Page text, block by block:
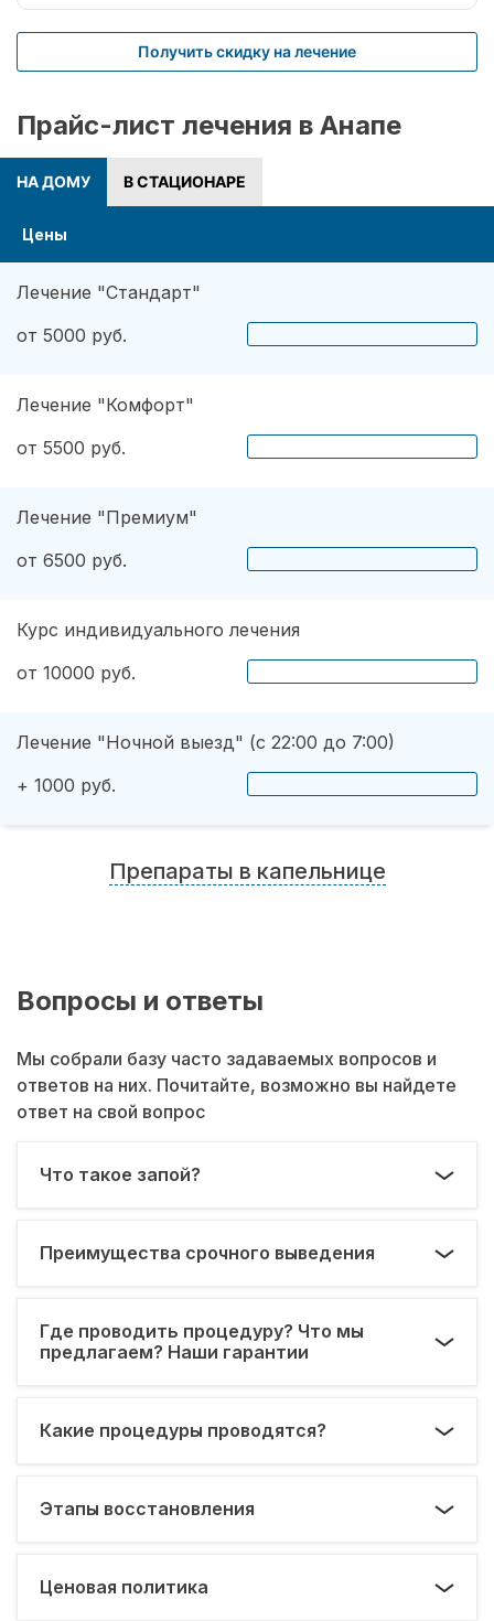
Получить скидку на лечение
Прайс-лист лечения в Анапе
НА ДОМУ В СТАЦИОНАРЕ
Цены
Лечение "Стандарт"
от 5000 руб.
Лечение "Комфорт"
от 5500 руб.
Лечение "Премиум"
от 6500 руб.
Курс индивидуального лечения
от 10000 руб.
Лечение "Ночной выезд" (с 22:00 до 7:00)
+ 1000 руб.
Препараты в капельнице
Вопросы и ответы
Мы собрали базу часто задаваемых вопросов и
ответов на них. Почитайте, возможно вы найдете
ответ на свой вопрос
Что такое запой?
Преимущества срочного выведения
Где проводить процедуру? Что мы
предлагаем? Наши гарантии
Какие процедуры проводятся?
Этапы восстановления
Ценовая политика